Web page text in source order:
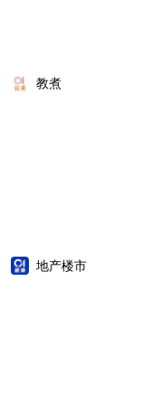
教煮
地产楼市